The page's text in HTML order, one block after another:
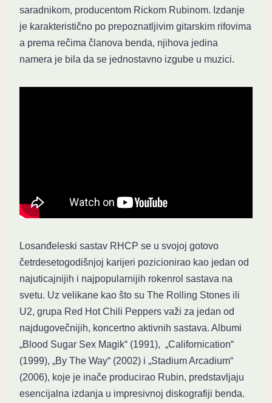
saradnikom, producentom Rickom Rubinom. Izdanje
je karakteristično po prepoznatljivim gitarskim rifovima
a prema rečima članova benda, njihova jedina
namera je bila da se jednostavno izgube u muzici.
Losanđeleski sastav RHCP se u svojoj gotovo
četrdesetogodišnjoj karijeri pozicionirao kao jedan od
najuticajnijih i najpopularnijih rokenrol sastava na
svetu. Uz velikane kao što su The Rolling Stones ili
U2, grupa Red Hot Chili Peppers važi za jedan od
najdugovečnijih, koncertno aktivnih sastava. Albumi
„Blood Sugar Sex Magik“ (1991), „Californication“
(1999), „By The Way“ (2002) i „Stadium Arcadium“
(2006), koje je inače producirao Rubin, predstavljaju
esencijalna izdanja u impresivnoj diskografiji benda.